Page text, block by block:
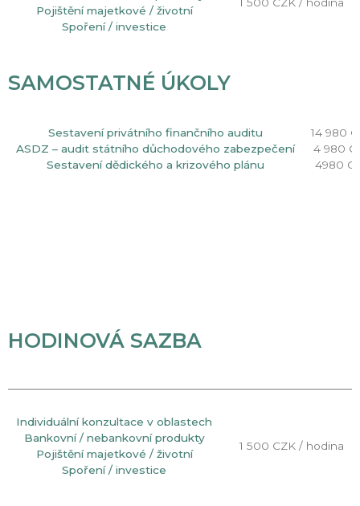
Pojištění majetkové / životní
Spoření / investice
1 500 CZK / hodina
SAMOSTATNÉ ÚKOLY
Sestavení privátního finančního auditu
ASDZ – audit státního důchodového zabezpečení
Sestavení dědického a krizového plánu
14 980
4 980
4980
HODINOVÁ SAZBA
Individuální konzultace v oblastech
Bankovní / nebankovní produkty
Pojištění majetkové / životní
Spoření / investice
1 500 CZK / hodina